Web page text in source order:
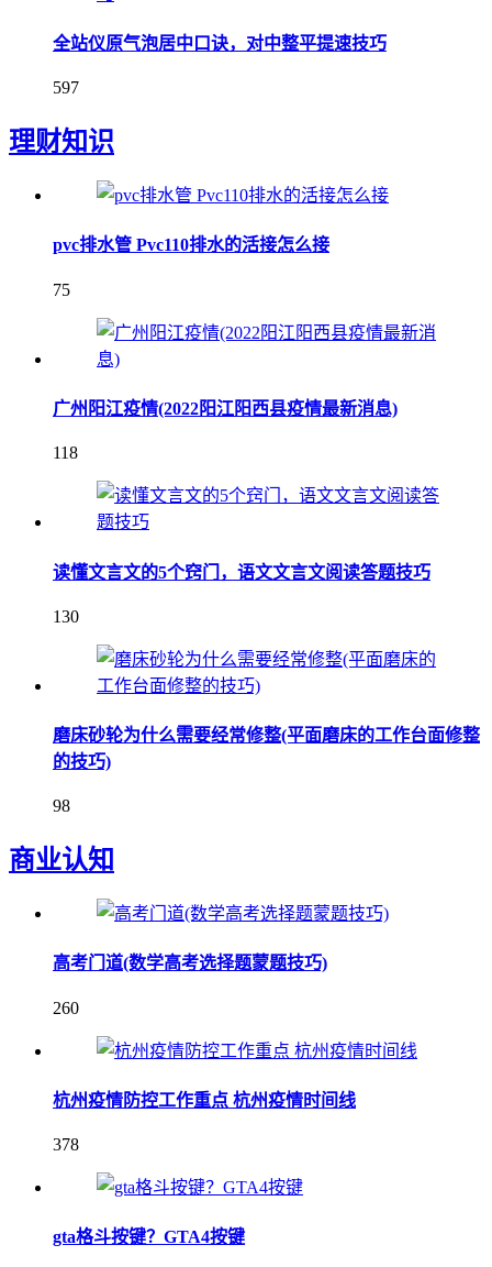
全站仪原气泡居中口诀，对中整平提速技巧
597
理财知识
pvc排水管 Pvc110排水的活接怎么接
75
广州阳江疫情(2022阳江阳西县疫情最新消息)
118
读懂文言文的5个窍门，语文文言文阅读答题技巧
130
磨床砂轮为什么需要经常修整(平面磨床的工作台面修整
的技巧)
98
商业认知
高考门道(数学高考选择题蒙题技巧)
260
杭州疫情防控工作重点 杭州疫情时间线
378
gta格斗按键？GTA4按键